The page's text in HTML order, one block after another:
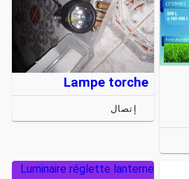
Lampe torche
إتصال
Luminaire réglette lanterne